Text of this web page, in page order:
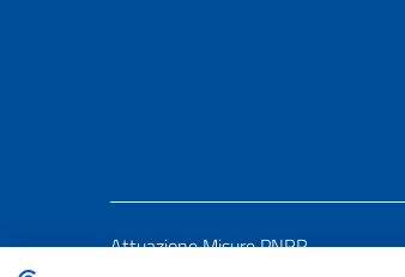
Attuazione Misure PNRR